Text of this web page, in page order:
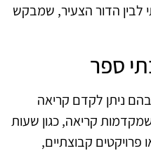
לבין הדור הצעיר, שמבקש
ספר
ניתן לקדם קריאה
קריאה, כגון שעות
פרויקטים קבוצתיים,